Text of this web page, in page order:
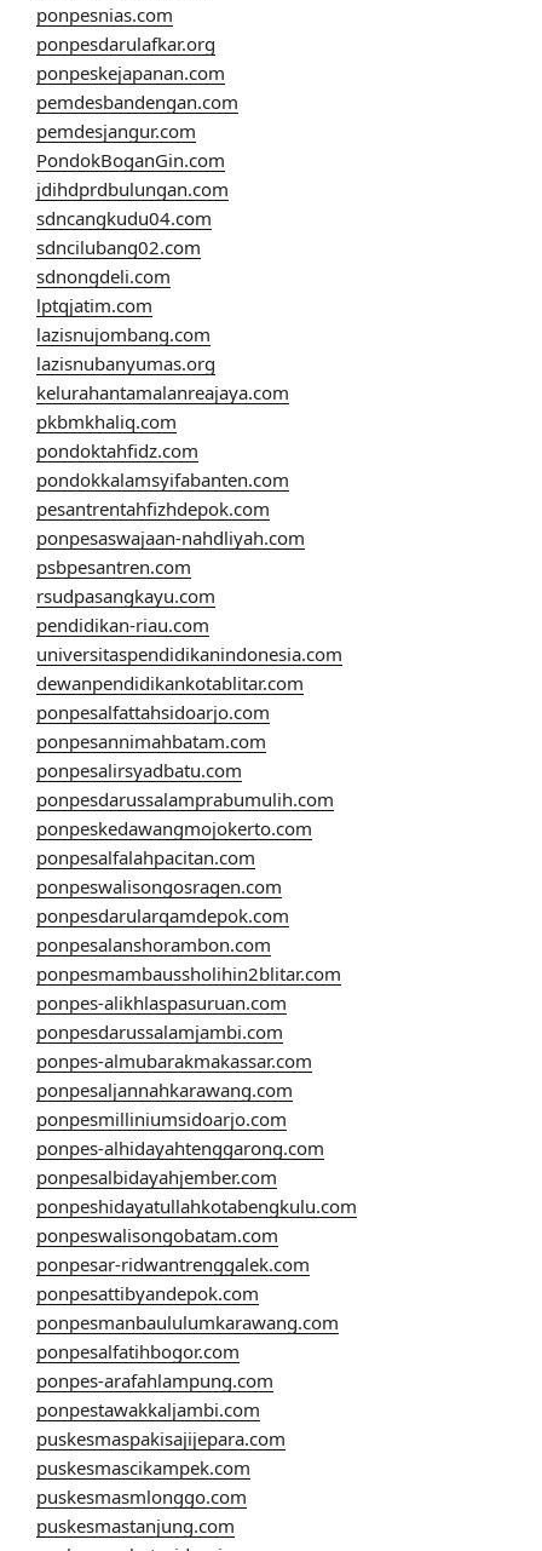
ponpesnias.com
ponpesdarulafkar.org
ponpeskejapanan.com
pemdesbandengan.com
pemdesjangur.com
PondokBoganGin.com
jdihdprdbulungan.com
sdncangkudu04.com
sdncilubang02.com
sdnongdeli.com
lptqjatim.com
lazisnujombang.com
lazisnubanyumas.org
kelurahantamalanreajaya.com
pkbmkhaliq.com
pondoktahfidz.com
pondokkalamsyifabanten.com
pesantrentahfizhdepok.com
ponpesaswajaan-nahdliyah.com
psbpesantren.com
rsudpasangkayu.com
pendidikan-riau.com
universitaspendidikanindonesia.com
dewanpendidikankotablitar.com
ponpesalfattahsidoarjo.com
ponpesannimahbatam.com
ponpesalirsyadbatu.com
ponpesdarussalamprabumulih.com
ponpeskedawangmojokerto.com
ponpesalfalahpacitan.com
ponpeswalisongosragen.com
ponpesdarularqamdepok.com
ponpesalanshorambon.com
ponpesmambaussholihin2blitar.com
ponpes-alikhlaspasuruan.com
ponpesdarussalamjambi.com
ponpes-almubarakmakassar.com
ponpesaljannahkarawang.com
ponpesmilliniumsidoarjo.com
ponpes-alhidayahtenggarong.com
ponpesalbidayahjember.com
ponpeshidayatullahkotabengkulu.com
ponpeswalisongobatam.com
ponpesar-ridwantrenggalek.com
ponpesattibyandepok.com
ponpesmanbaululumkarawang.com
ponpesalfatihbogor.com
ponpes-arafahlampung.com
ponpestawakkaljambi.com
puskesmaspakisajijepara.com
puskesmascikampek.com
puskesmasmlonggo.com
puskesmastanjung.com